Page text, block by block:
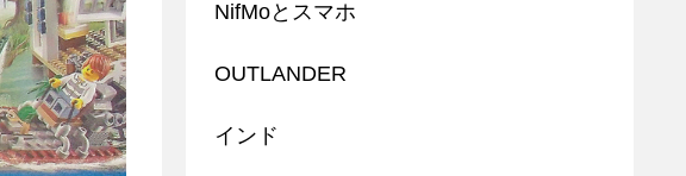
NifMoとスマホ
OUTLANDER
インド